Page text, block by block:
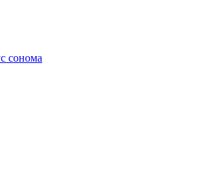
сонома